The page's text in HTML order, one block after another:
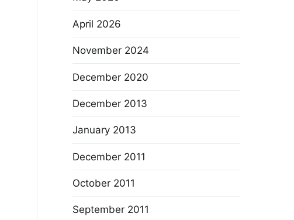
April 2026
November 2024
December 2020
December 2013
January 2013
December 2011
October 2011
September 2011